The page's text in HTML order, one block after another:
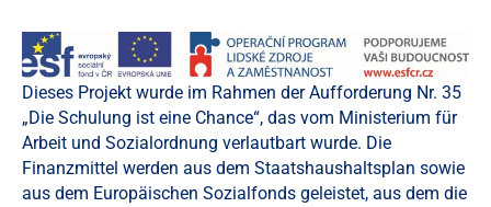
Dieses Projekt wurde im Rahmen der Aufforderung Nr. 35
„Die Schulung ist eine Chance“, das vom Ministerium für
Arbeit und Sozialordnung verlautbart wurde. Die
Finanzmittel werden aus dem Staatshaushaltsplan sowie
aus dem Europäischen Sozialfonds geleistet, aus dem die